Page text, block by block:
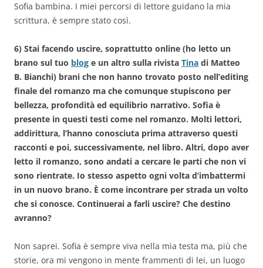
Sofia bambina. I miei percorsi di lettore guidano la mia
scrittura, è sempre stato così.
6) Stai facendo uscire, soprattutto online (ho letto un
brano sul tuo blog e un altro sulla rivista Tina di Matteo
B. Bianchi) brani che non hanno trovato posto nell’editing
finale del romanzo ma che comunque stupiscono per
bellezza, profondità ed equilibrio narrativo. Sofia è
presente in questi testi come nel romanzo. Molti lettori,
addirittura, l’hanno conosciuta prima attraverso questi
racconti e poi, successivamente, nel libro. Altri, dopo aver
letto il romanzo, sono andati a cercare le parti che non vi
sono rientrate. Io stesso aspetto ogni volta d’imbattermi
in un nuovo brano. È come incontrare per strada un volto
che si conosce. Continuerai a farli uscire? Che destino
avranno?
Non saprei. Sofia è sempre viva nella mia testa ma, più che
storie, ora mi vengono in mente frammenti di lei, un luogo